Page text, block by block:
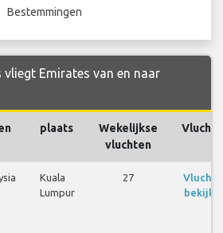
Bestemmingen
vliegt Emirates van en naar
plaats
Wekelijkse
vluchten
Kuala
Lumpur
27